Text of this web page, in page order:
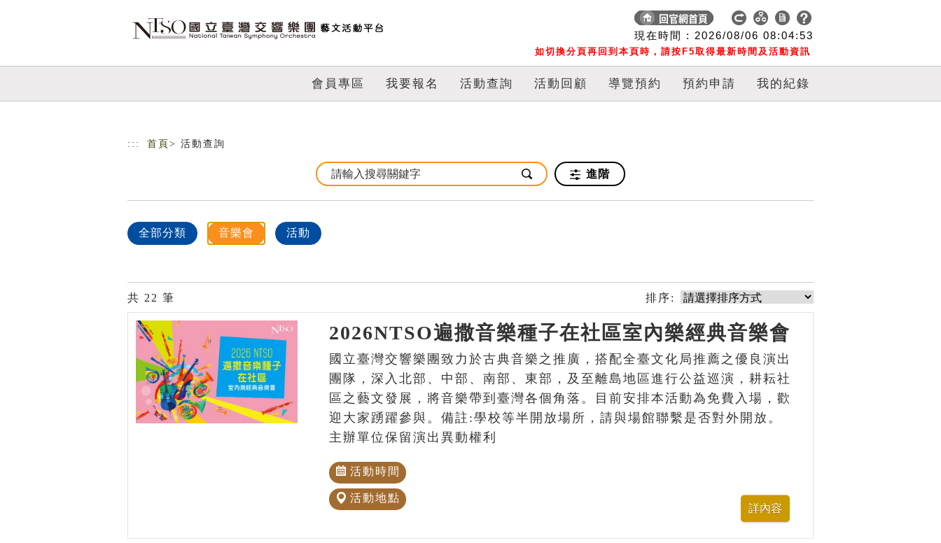
現在時間 : 2026/08/06 08:04:54
如切換分頁再回到本頁時，請按F5取得最新時間及活動資訊
會員專區 我要報名 活動查詢 活動回顧 導覽預約 預約申請 我的紀錄
::: 首頁 > 活動查詢
進階
全部分類 音樂會 活動
共 22 筆 排序:
2026NTSO遍撒音樂種子在社區室內樂經典音樂會
國立臺灣交響樂團致力於古典音樂之推廣，搭配全臺文化局推薦之優良演出
團隊，深入北部、中部、南部、東部，及至離島地區進行公益巡演，耕耘社
區之藝文發展，將音樂帶到臺灣各個角落。目前安排本活動為免費入場，歡
迎大家踴躍參與。備註:學校等半開放場所，請與場館聯繫是否對外開放。
主辦單位保留演出異動權利
活動時間
活動地點